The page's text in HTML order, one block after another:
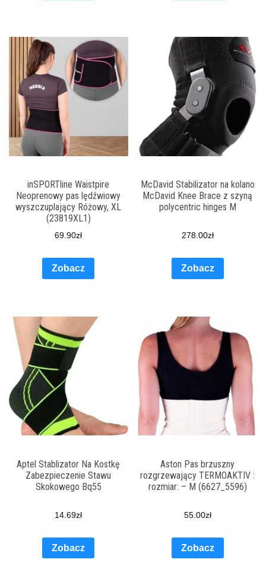
inSPORTline Waistpire
Neoprenowy pas lędźwiowy
wyszczuplający Różowy, XL
(23819XL1)
69.90zł
Zobacz
McDavid Stabilizator na kolano
McDavid Knee Brace z szyną
polycentric hinges M
278.00zł
Zobacz
Aptel Stablizator Na Kostkę
Zabezpieczenie Stawu
Skokowego Bq55
14.69zł
Zobacz
Aston Pas brzuszny
rozgrzewający TERMOAKTIV :
rozmiar: – M (6627_5596)
55.00zł
Zobacz